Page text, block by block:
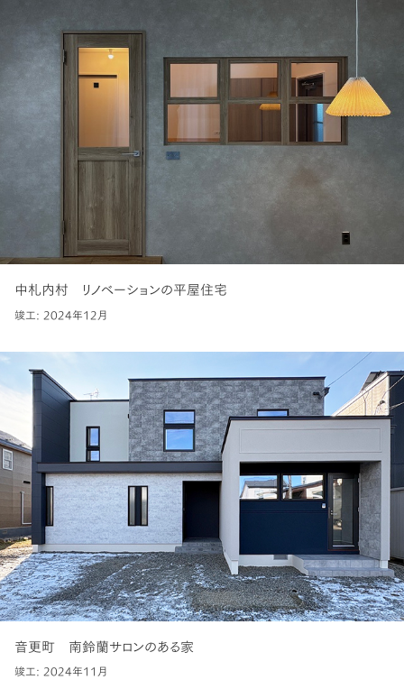
中札内村 リノベーションの平屋住宅
竣工: 2024年12月
音更町 南鈴蘭サロンのある家
竣工: 2024年11月